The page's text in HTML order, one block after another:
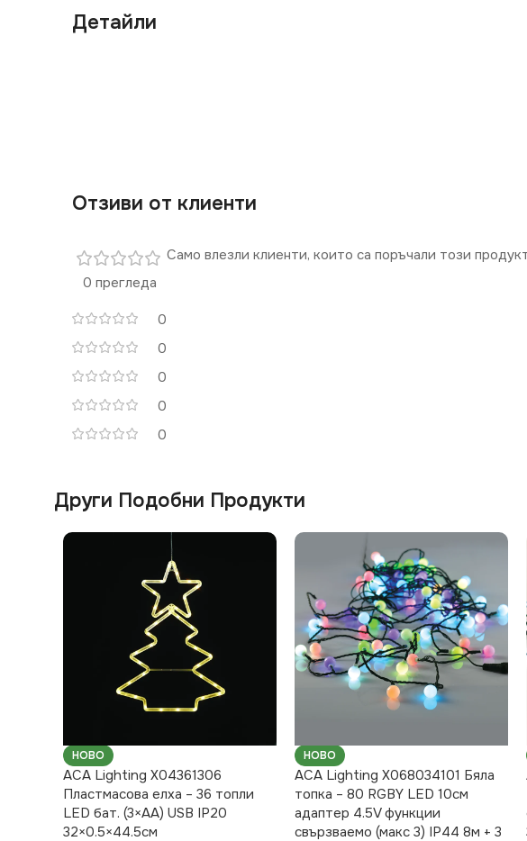
Детайли
Отзиви от клиенти
0 прегледа
0
0
0
0
0
Само влезли клиенти, които са поръчали този
Други Подобни Продукти
НОВО
ACA Lighting X04361306
Пластмасова елха – 36 топли
LED бат. (3×AA) USB IP20
32×0.5×44.5см
НОВО
ACA Lighting X068034101 Бяла
топка – 80 RGBY LED 10см
адаптер 4.5V функции
свързваемо (макс 3) IP44 8м + 3